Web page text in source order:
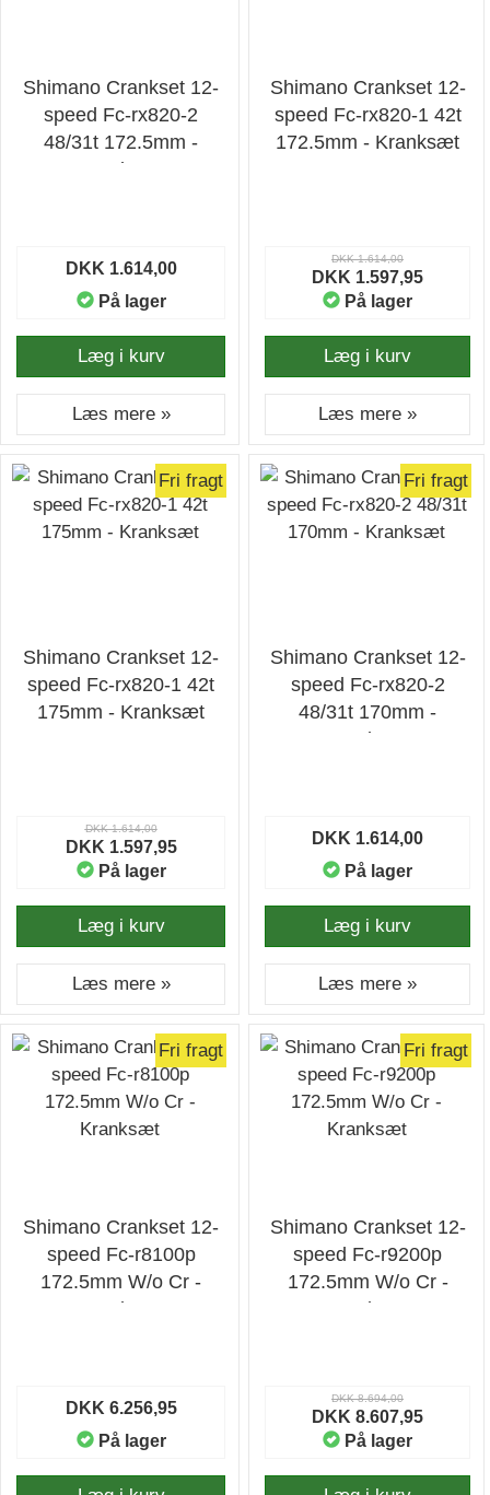
Shimano Crankset 12-
speed Fc-rx820-2
48/31t 172.5mm -
Kranksæt
DKK 1.614,00
På lager
Læg i kurv
Læs mere »
Shimano Crankset 12-
speed Fc-rx820-1 42t
172.5mm - Kranksæt
DKK 1.614,00
DKK 1.597,95
På lager
Læg i kurv
Læs mere »
Fri fragt
Shimano Crankset 12-
speed Fc-rx820-1 42t
175mm - Kranksæt
DKK 1.614,00
DKK 1.597,95
På lager
Læg i kurv
Læs mere »
Fri fragt
Shimano Crankset 12-
speed Fc-rx820-2
48/31t 170mm -
Kranksæt
DKK 1.614,00
På lager
Læg i kurv
Læs mere »
Fri fragt
Shimano Crankset 12-
speed Fc-r8100p
172.5mm W/o Cr -
Kranksæt
DKK 6.256,95
På lager
Fri fragt
Shimano Crankset 12-
speed Fc-r9200p
172.5mm W/o Cr -
Kranksæt
DKK 8.694,00
DKK 8.607,95
På lager